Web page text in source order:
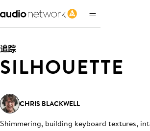
追踪
SILHOUETTE
CHRIS BLACKWELL
Shimmering, building keyboard textures,